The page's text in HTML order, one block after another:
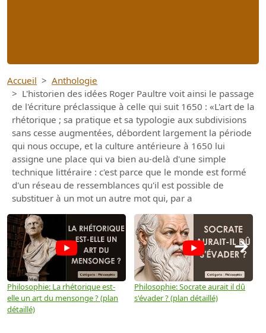
Accueil
Anthologie
L'historien des idées Roger Paultre voit ainsi le passage
de l'écriture préclassique à celle qui suit 1650 : «L'art de la
rhétorique ; sa pratique et sa typologie aux subdivisions
sans cesse augmentées, débordent largement la période
qui nous occupe, et la culture antérieure à 1650 lui
assigne une place qui va bien au-delà d'une simple
technique littéraire : c'est parce que le monde est formé
d'un réseau de ressemblances qu'il est possible de
substituer à un mot un autre mot qui, par a
Philosophie: La rhétorique est-
elle un art du mensonge ? (plan
détaillé)
Philosophie: Socrate aurait il dû
s'évader ? (plan détaillé)
→